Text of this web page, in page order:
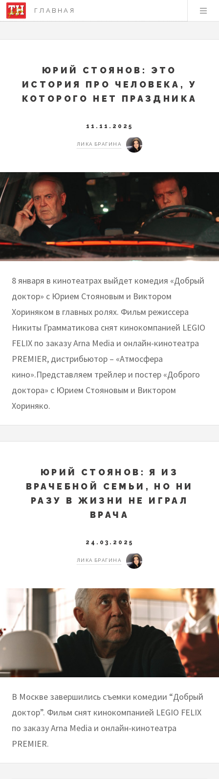
ГЛАВНАЯ
ЮРИЙ СТОЯНОВ: ЭТО
ИСТОРИЯ ПРО ЧЕЛОВЕКА, У
КОТОРОГО НЕТ ПРАЗДНИКА
11.11.2025
ЛИКА БРАГИНА
8 января в кинотеатрах выйдет комедия «Добрый
доктор» с Юрием Стояновым и Виктором
Хориняком в главных ролях. Фильм режиссера
Никиты Грамматикова снят кинокомпанией LEGIO
FELIX по заказу Arna Media и онлайн-кинотеатра
PREMIER, дистрибьютор – «Атмосфера
кино».Представляем трейлер и постер «Доброго
доктора» с Юрием Стояновым и Виктором
Хориняко.
ЮРИЙ СТОЯНОВ: Я ИЗ
ВРАЧЕБНОЙ СЕМЬИ, НО НИ
РАЗУ В ЖИЗНИ НЕ ИГРАЛ
ВРАЧА
24.03.2025
ЛИКА БРАГИНА
В Москве завершились съемки комедии “Добрый
доктор”. Фильм снят кинокомпанией LEGIO FELIX
по заказу Arna Media и онлайн-кинотеатра
PREMIER.